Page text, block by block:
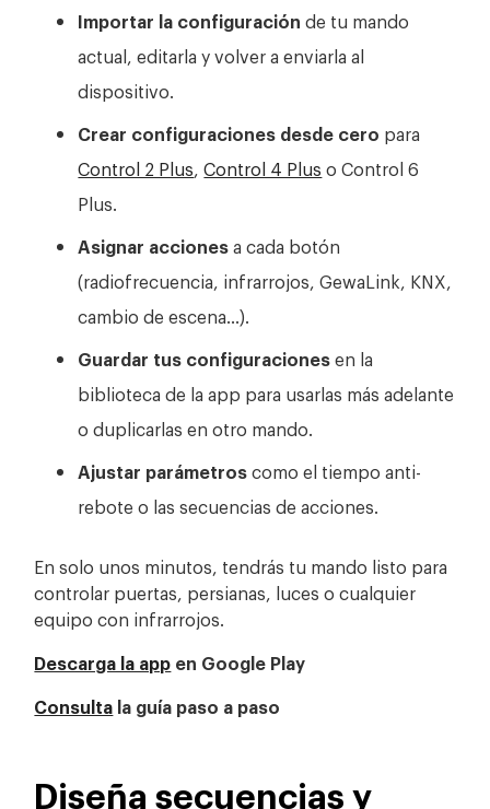
Importar la configuración de tu mando
actual, editarla y volver a enviarla al
dispositivo.
Crear configuraciones desde cero para
Control 2 Plus,Control 4 Plus o Control 6
Plus.
Asignar accionesa cada botón
(radiofrecuencia, infrarrojos, GewaLink, KNX,
cambio de escena…).
Guardar tus configuracionesen la
biblioteca de la app para usarlas más adelante
o duplicarlas en otro mando.
Ajustar parámetroscomo el tiempo anti-
rebote o las secuencias de acciones.
En solo unos minutos, tendrás tu mando listo para
controlar puertas, persianas, luces o cualquier
equipo con infrarrojos.
Descarga la app en Google Play
Consulta la guía paso a paso
Diseña secuencias y